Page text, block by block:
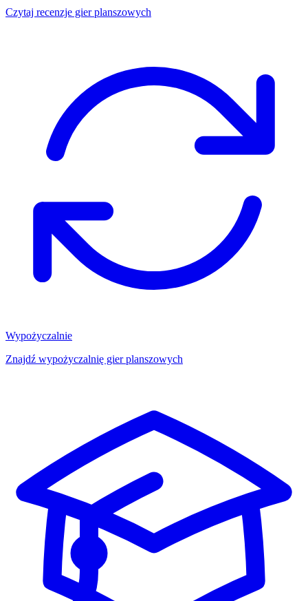
Czytaj recenzje gier planszowych
Wypożyczalnie
Znajdź wypożyczalnię gier planszowych